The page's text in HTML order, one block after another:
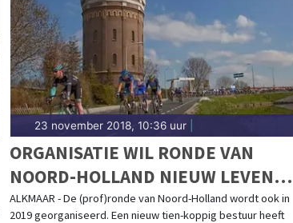
23 november 2018, 10:36 uur|
ORGANISATIE WIL RONDE VAN
NOORD-HOLLAND NIEUW LEVEN
INBLAZEN
ALKMAAR - De (prof)ronde van Noord-Holland wordt ook in
2019 georganiseerd. Een nieuw tien-koppig bestuur heeft